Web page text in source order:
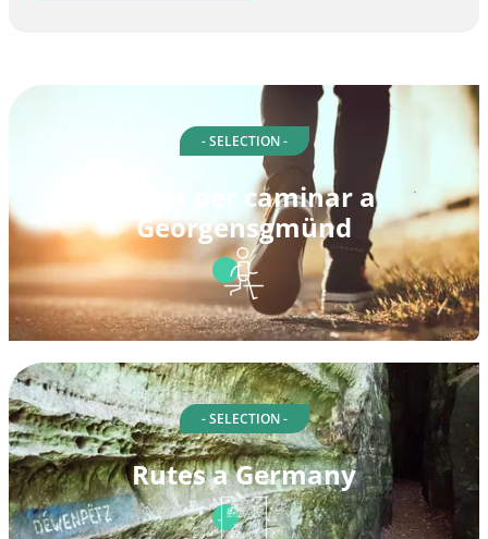
- SELECTION -
Rutes per caminar a
Georgensgmünd
- SELECTION -
Rutes a Germany